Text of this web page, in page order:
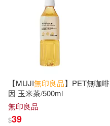
【MUJI無印良品】PET無咖啡
因 玉米茶/500ml
無印良品
$39